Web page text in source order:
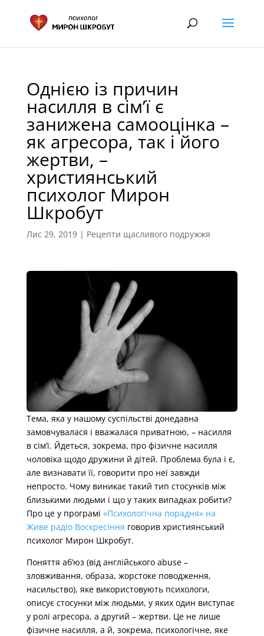
Однією із причин
насилля в сім’ї є
занижена самооцінка –
як агресора, так і його
жертви, –
християнський
психолог Мирон
Шкробут
Лис 29, 2019| Рецепти щасливого подружжя
Тема, яка у нашому суспільстві донедавна
замовчувалася і вважалася приватною, – насилля
в сім’ї. Йдеться, зокрема, про фізичне насилля
чоловіка щодо дружини й дітей. Проблема була і є,
але визнавати її, говорити про неї завжди
непросто. Чому виникає такий тип стосунків між
близькими людьми і що у таких випадках робити?
Про це у програмі «Психологічна порадня» на
Живе радіо Воскресіння говорив християнський
психолог Мирон Шкробут.
Поняття аб’юз (від англійського abuse –
зловживання, образа, жорстоке поводження,
насильство), яке використовують психологи,
описує стосунки між людьми, у яких один виступає
у ролі агресора, а другий – жертви. Це не лише
фізичне насилля, а й, зокрема, психологічне, яке